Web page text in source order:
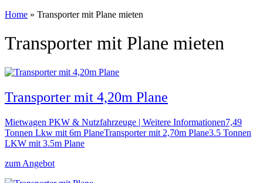
Home » Transporter mit Plane mieten
Transporter mit Plane mieten
Transporter mit 4,20m Plane
Mietwagen PKW & Nutzfahrzeuge | Weitere Informationen7,49
Tonnen Lkw mit 6m PlaneTransporter mit 2,70m Plane3.5 Tonnen
LKW mit 3.5m Plane
zum Angebot